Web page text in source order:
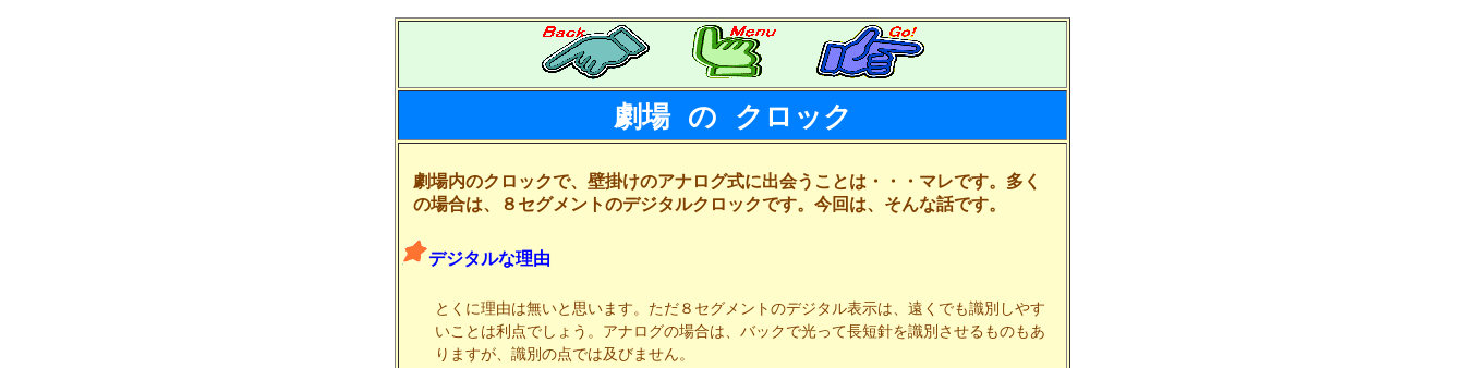
劇場 の クロック
劇場内のクロックで、壁掛けのアナログ式に出会うことは・・・マレです。多く
の場合は、８セグメントのデジタルクロックです。今回は、そんな話です。
デジタルな理由
とくに理由は無いと思います。ただ８セグメントのデジタル表示は、遠くでも識別しやす
いことは利点でしょう。アナログの場合は、バックで光って長短針を識別させるものもあ
りますが、識別の点では及びません。